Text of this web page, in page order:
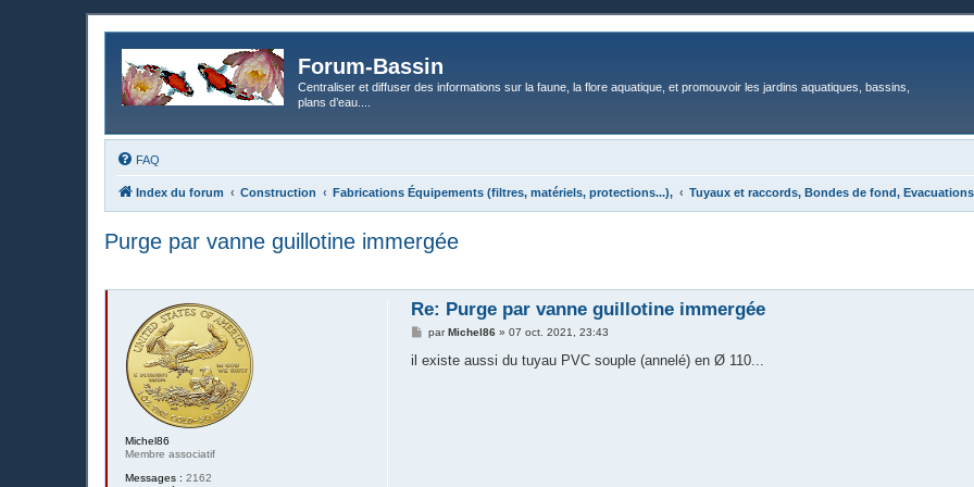
Forum-Bassin
Centraliser et diffuser des informations sur la faune, la flore aquatique, et promouvoir les jardins aquatiques, bassins,
plans d’eau....
FAQ
Index du forum Construction Fabrications Équipements (filtres, matériels, protections...), Tuyaux et raccords, Bondes de fond, Evacuations
Purge par vanne guillotine immergée
Michel86
Membre associatif
Messages : 2162
Re: Purge par vanne guillotine immergée
M
s
parMichel86 »07 oct. 2021, 23:43
il existe aussi du tuyau PVC souple (annelé) en Ø 110...